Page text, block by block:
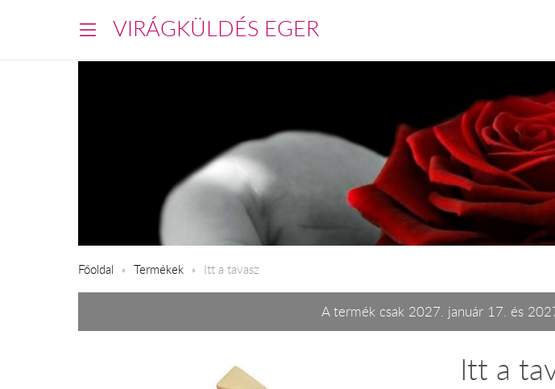
VIRÁGKÜLDÉS EGER
Főoldal Termékek Itt a tavasz
A termék csak 2027. január 17. és
Itt a